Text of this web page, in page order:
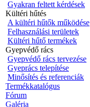
Gyakran feltett kérdések
Kültéri hűtés
A kültéri hűtők működése
Felhasználási területek
Kültéri hűtő termékek
Gyepvédő rács
Gyepvédő rács tervezése
Gyeprács telepítése
Minősítés és referenciák
Termékkatalógus
Fórum
Galéria